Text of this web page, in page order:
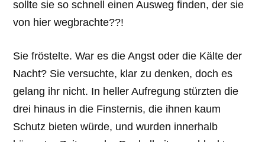
sollte sie so schnell einen Ausweg finden, der sie
von hier wegbrachte??!
Sie fröstelte. War es die Angst oder die Kälte der
Nacht? Sie versuchte, klar zu denken, doch es
gelang ihr nicht. In heller Aufregung stürzten die
drei hinaus in die Finsternis, die ihnen kaum
Schutz bieten würde, und wurden innerhalb